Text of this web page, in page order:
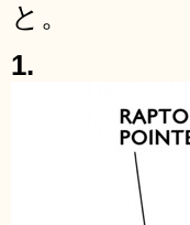
と。
1.